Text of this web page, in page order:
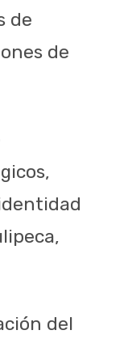
de
de
del